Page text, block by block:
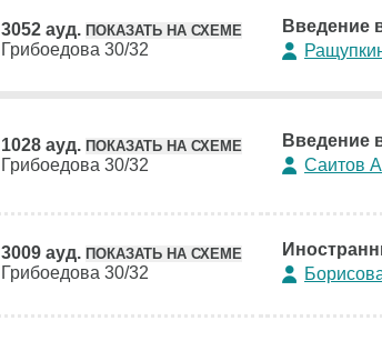
3052 ауд. ПОКАЗАТЬ НА СХЕМЕ
Грибоедова 30/32
Введение
1028 ауд. ПОКАЗАТЬ НА СХЕМЕ
Грибоедова 30/32
Введение
Саитов
3009 ауд. ПОКАЗАТЬ НА СХЕМЕ
Грибоедова 30/32